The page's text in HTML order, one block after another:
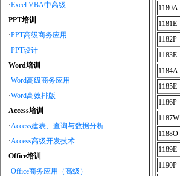
·Excel VBA中高级
PPT培训
·PPT高级商务应用
·PPT设计
Word培训
·Word高级商务应用
·Word高效排版
Access培训
·Access建表、查询与数据分析
·Access高级开发技术
Office培训
·Office商务应用（高级）
1180A
1181E
1182P
1183E
1184A
1185E
1186P
1187W
1188O
1189E
1190P